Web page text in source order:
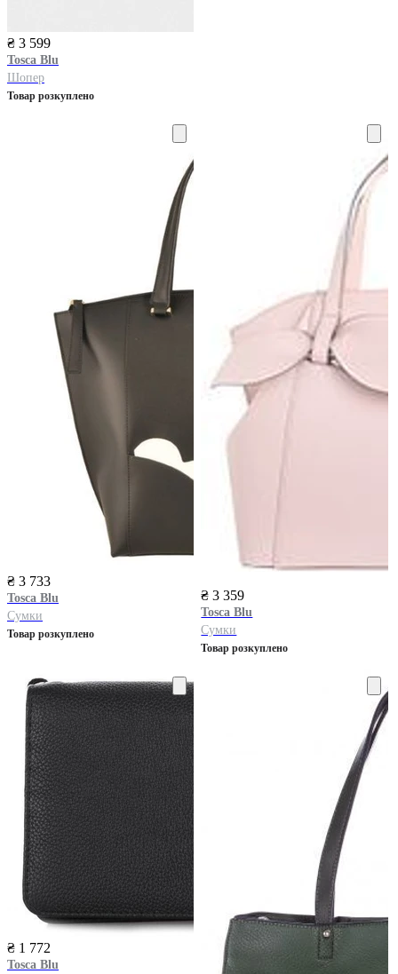
₴ 3 599
Tosca Blu
Шопер
Товар розкуплено
₴ 3 733
Tosca Blu
Сумки
Товар розкуплено
₴ 3 359
Tosca Blu
Сумки
Товар розкуплено
₴ 1 772
Tosca Blu